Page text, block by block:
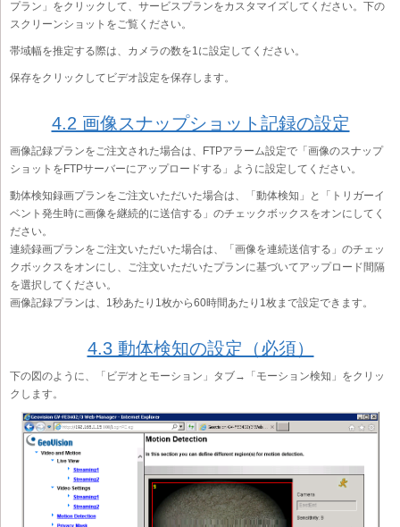
プラン」をクリックして、サービスプランをカスタマイズしてください。下の
スクリーンショットをご覧ください。
帯域幅を推定する際は、カメラの数を1に設定してください。
保存をクリックしてビデオ設定を保存します。
4.2 画像スナップショット記録の設定
画像記録プランをご注文された場合は、FTPアラーム設定で「画像のスナップ
ショットをFTPサーバーにアップロードする」ように設定してください。
動体検知録画プランをご注文いただいた場合は、「動体検知」と「トリガーイ
ベント発生時に画像を継続的に送信する」のチェックボックスをオンにしてく
ださい。
連続録画プランをご注文いただいた場合は、「画像を連続送信する」のチェッ
クボックスをオンにし、ご注文いただいたプランに基づいてアップロード間隔
を選択してください。
画像記録プランは、1秒あたり1枚から60時間あたり1枚まで設定できます。
4.3 動体検知の設定（必須）
下の図のように、「ビデオとモーション」タブ→「モーション検知」をクリッ
クします。